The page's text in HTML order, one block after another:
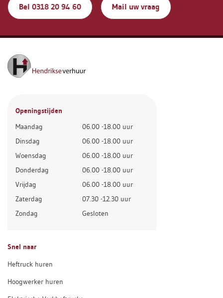
Bel 0318 20 94 60 Mail uw vraag
Openingstijden
Maandag
06.00 -18.00 uur
Dinsdag
06.00 -18.00 uur
Woensdag
06.00 -18.00 uur
Donderdag
06.00 -18.00 uur
Vrijdag
06.00 -18.00 uur
Zaterdag
07.30 -12.30 uur
Zondag
Gesloten
Snel naar
Heftruck huren
Hoogwerker huren